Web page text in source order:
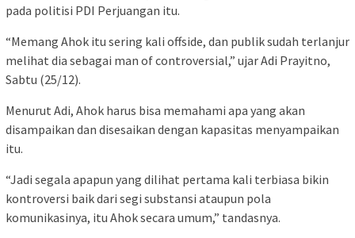
pada politisi PDI Perjuangan itu.
“Memang Ahok itu sering kali offside, dan publik sudah terlanjur
melihat dia sebagai man of controversial,” ujar Adi Prayitno,
Sabtu (25/12).
Menurut Adi, Ahok harus bisa memahami apa yang akan
disampaikan dan disesaikan dengan kapasitas menyampaikan
itu.
“Jadi segala apapun yang dilihat pertama kali terbiasa bikin
kontroversi baik dari segi substansi ataupun pola
komunikasinya, itu Ahok secara umum,” tandasnya.